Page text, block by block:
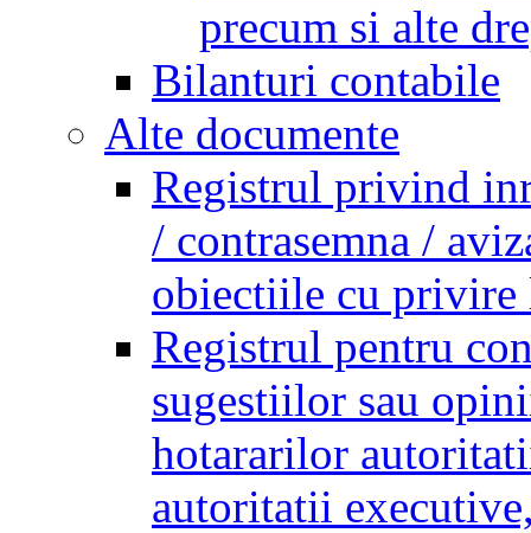
precum si alte
Bilanturi contabile
Alte documente
Registrul privind
/ contrasemna /
obiectiile cu privire
Registrul pentru
sugestiilor sau
hotararilor
autoritatii